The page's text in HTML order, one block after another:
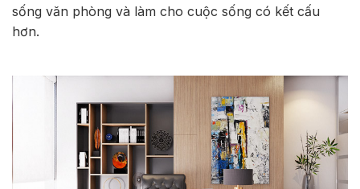
sống văn phòng và làm cho cuộc sống có kết cấu
hơn.